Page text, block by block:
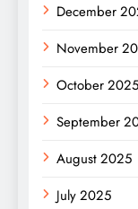
December
November
October 2025
September
August 2025
July 2025